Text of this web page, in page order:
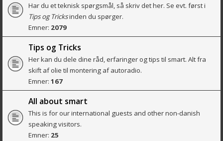
Har du et teknisk spørgsmål, så skriv det her. Se evt. først i
Tips og Tricksinden du spørger.
Emner: 2079
Tips og Tricks
Her kan du dele dine råd, erfaringer og tips til smart. Alt fra
skift af olie til montering af autoradio.
Emner: 167
All about smart
This is for our international guests and other non-danish
speaking visitors.
Emner: 25